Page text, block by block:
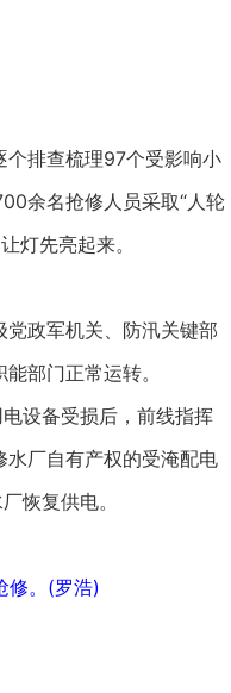
排查梳理97个受影响小
余名抢修人员采取“人轮
灯先亮起来。
政军机关、防汛关键部
部门正常运转。
设备受损后，前线指挥
厂自有产权的受淹配电
恢复供电。
修。(罗浩)